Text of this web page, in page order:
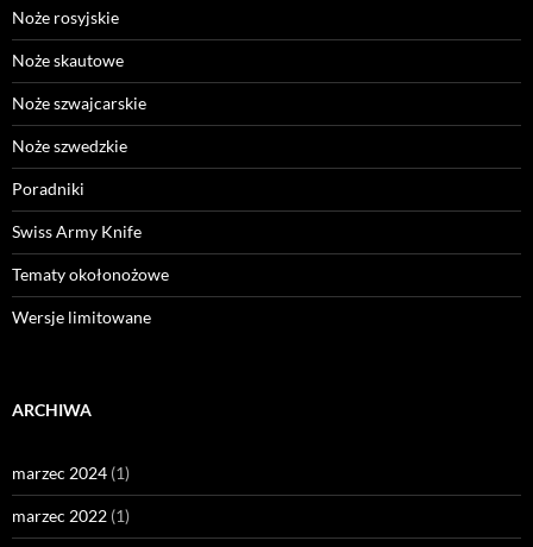
Noże rosyjskie
Noże skautowe
Noże szwajcarskie
Noże szwedzkie
Poradniki
Swiss Army Knife
Tematy okołonożowe
Wersje limitowane
ARCHIWA
marzec 2024 (1)
marzec 2022 (1)